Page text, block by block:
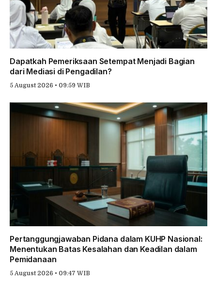
Dapatkah Pemeriksaan Setempat Menjadi Bagian
dari Mediasi di Pengadilan?
5 August 2026 • 09:59 WIB
Pertanggungjawaban Pidana dalam KUHP Nasional:
Menentukan Batas Kesalahan dan Keadilan dalam
Pemidanaan
5 August 2026 • 09:47 WIB